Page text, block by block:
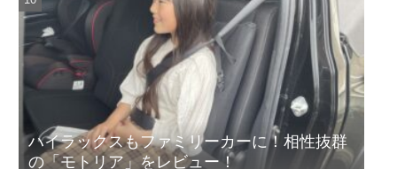
ハイラックスもファミリーカーに！相性抜群
の「モトリア」をレビュー！